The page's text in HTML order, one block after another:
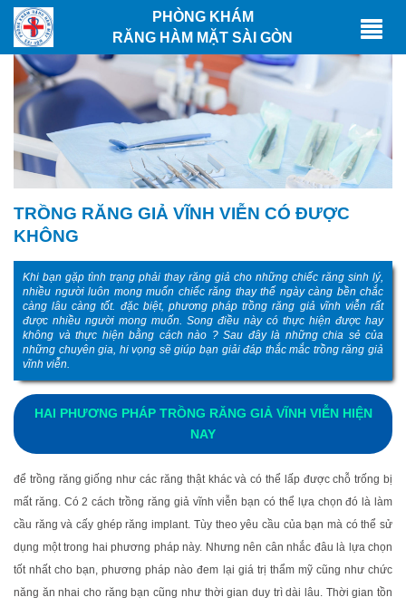
PHÒNG KHÁM
RĂNG HÀM MẶT SÀI GÒN
TRỒNG RĂNG GIẢ VĨNH VIỄN CÓ ĐƯỢC
KHÔNG
Khi bạn gặp tình trạng phải thay răng giả cho những chiếc răng sinh lý,
nhiều người luôn mong muốn chiếc răng thay thế ngày càng bền chắc
càng lâu càng tốt. đặc biệt, phương pháp trồng răng giả vĩnh viễn rất
được nhiều người mong muốn. Song điều này có thực hiện được hay
không và thực hiện bằng cách nào ? Sau đây là những chia sẻ của
những chuyên gia, hi vọng sẽ giúp bạn giải đáp thắc mắc trồng răng giả
vĩnh viễn.
HAI PHƯƠNG PHÁP TRỒNG RĂNG GIẢ VĨNH VIỄN HIỆN
NAY
để trồng răng giống như các răng thật khác và có thể lấp được chỗ trống bị
mất răng. Có 2 cách trồng răng giả vĩnh viễn bạn có thể lựa chọn đó là làm
cầu răng và cấy ghép răng implant. Tùy theo yêu cầu của bạn mà có thể sử
dụng một trong hai phương pháp này. Nhưng nên cân nhắc đâu là lựa chọn
tốt nhất cho bạn, phương pháp nào đem lại giá trị thẩm mỹ cũng như chức
năng ăn nhai cho răng bạn cũng như thời gian duy trì dài lâu. Thời gian tồn